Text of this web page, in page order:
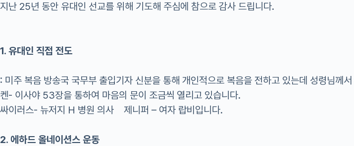
지난 25년 동안 유대인 선교를 위해 기도해 주심에 참으로 감사 드립니다.
1. 유대인 직접 전도
: 미주 복음 방송국 국무부 출입기자 신분을 통해 개인적으로 복음을 전하고 있는데 성령님께
켄- 이사야 53장을 통하여 마음의 문이 조금씩 열리고 있습니다.
싸이러스- 뉴저지 H 병원 의사 제니퍼 – 여자 랍비입니다.
2. 에하드 올네이션스 운동